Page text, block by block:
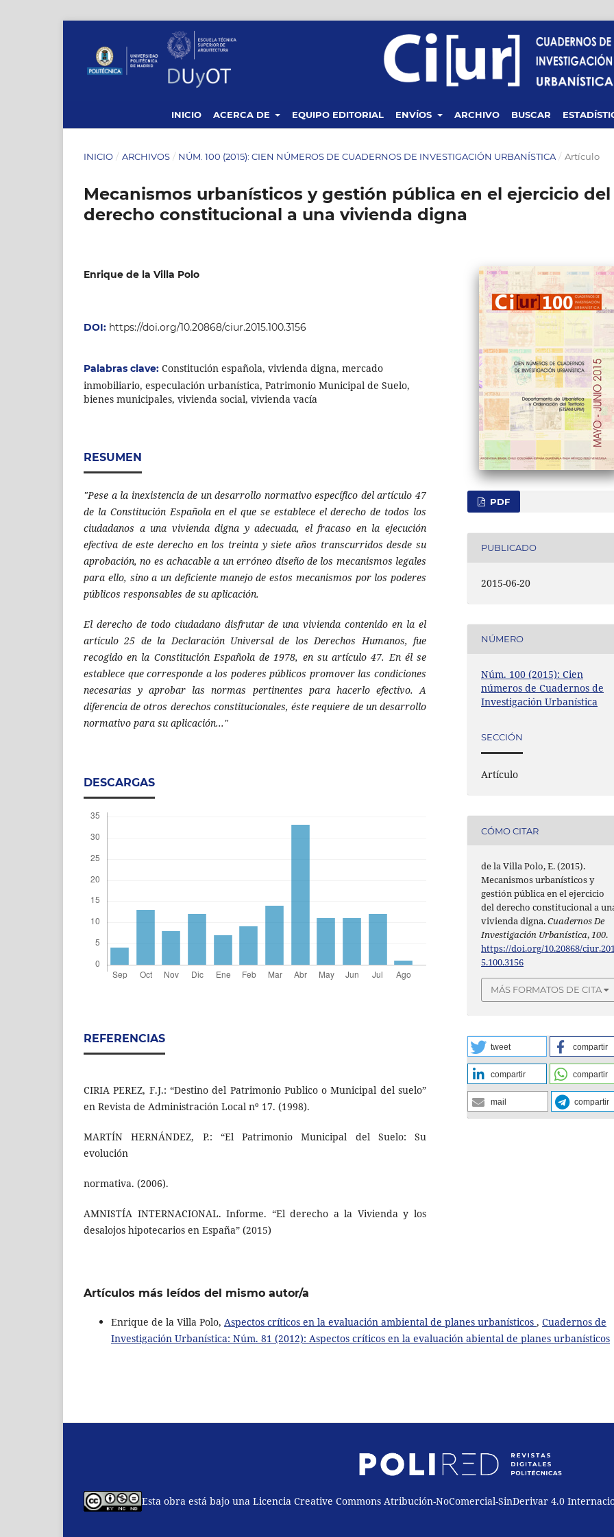
INICIO ACERCA DE EQUIPO EDITORIAL ENVÍOS ARCHIVO BUSCAR
INICIO / ARCHIVOS / NÚM. 100 (2015): CIEN NÚMEROS DE CUADERNOS DE INVESTIGACIÓN URBANÍSTICA / Artículo
Mecanismos urbanísticos y gestión pública en el ejercicio del
derecho constitucional a una vivienda digna
Enrique de la Villa Polo
DOI: https://doi.org/10.20868/ciur.2015.100.3156
Palabras clave: Constitución española, vivienda digna, mercado
inmobiliario, especulación urbanística, Patrimonio Municipal de Suelo,
bienes municipales, vivienda social, vivienda vacía
RESUMEN
"Pese a la inexistencia de un desarrollo normativo específico del artículo 47
de la Constitución Española en el que se establece el derecho de todos los
ciudadanos a una vivienda digna y adecuada, el fracaso en la ejecución
efectiva de este derecho en los treinta y siete años transcurridos desde su
aprobación, no es achacable a un erróneo diseño de los mecanismos legales
para ello, sino a un deficiente manejo de estos mecanismos por los poderes
públicos responsables de su aplicación.
El derecho de todo ciudadano disfrutar de una vivienda contenido en la el
artículo 25 de la Declaración Universal de los Derechos Humanos, fue
recogido en la Constitución Española de 1978, en su artículo 47. En él se
establece que corresponde a los poderes públicos promover las condiciones
necesarias y aprobar las normas pertinentes para hacerlo efectivo. A
diferencia de otros derechos constitucionales, éste requiere de un desarrollo
normativo para su aplicación..."
DESCARGAS
REFERENCIAS
CIRIA PEREZ, F.J.: “Destino del Patrimonio Publico o Municipal del suelo”
en Revista de Administración Local nº 17. (1998).
MARTÍN HERNÁNDEZ, P.: “El Patrimonio Municipal del Suelo: Su
evolución
normativa. (2006).
AMNISTÍA INTERNACIONAL. Informe. “El derecho a la Vivienda y los
desalojos hipotecarios en España” (2015)
PDF
PUBLICADO
2015-06-20
NÚMERO
Núm. 100 (2015): Cien
números de Cuadernos de
Investigación Urbanística
SECCIÓN
Artículo
CÓMO CITAR
de la Villa Polo, E. (2015).
Mecanismos urbanísticos y
gestión pública en el ejercicio
del derecho constitucional a
vivienda digna.Cuadernos De
Investigación Urbanística,100.
https://doi.org/10.20868/
5.100.3156
MÁS FORMATOS DE CITA
tweet compartir
compartir compartir
mail compartir
Artículos más leídos del mismo autor/a
Enrique de la Villa Polo, Aspectos críticos en la evaluación ambiental de planes urbanísticos , Cuadernos de
Investigación Urbanística: Núm. 81 (2012): Aspectos críticos en la evaluación abiental de planes urbanísticos
Esta obra está bajo una Licencia Creative Commons Atribución-NoComercial-SinDerivar 4.0